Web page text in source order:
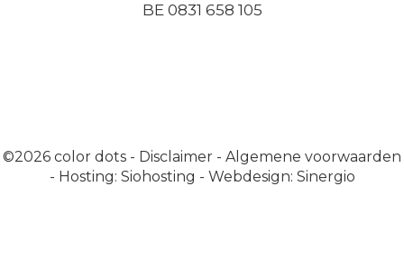
BE 0831 658 105
©2026 color dots - Disclaimer - Algemene voorwaarden
- Hosting: Siohosting - Webdesign: Sinergio